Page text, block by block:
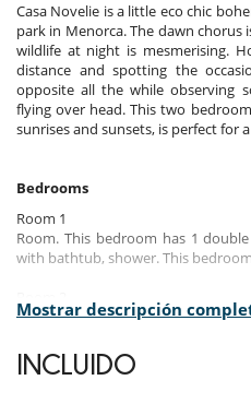
Casa Novelie is a little eco chic
park in Menorca. The dawn
wildlife at night is mesmerising.
distance and spotting the
opposite all the while observing
flying over head. This two
sunrises and sunsets, is perfect for
Bedrooms
Room 1
Room. This bedroom has 1
with bathtub, shower. This
Room. This bedroom has 1
Note :the 2 bedrooms have build-in
Mostrar descripción
INCLUIDO